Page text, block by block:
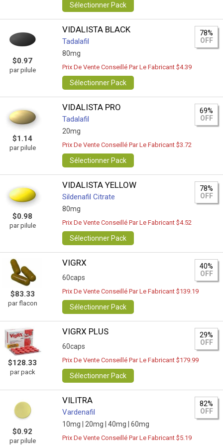
Sélectionner Pack
$0.97
par pilule
VIDALISTA BLACK
Tadalafil
80mg
78%
OFF
Prix De Vente Conseillé Par Le Fabricant $4.39
Sélectionner Pack
$1.14
par pilule
VIDALISTA PRO
Tadalafil
20mg
69%
OFF
Prix De Vente Conseillé Par Le Fabricant $3.72
Sélectionner Pack
$0.98
par pilule
VIDALISTA YELLOW
Sildenafil Citrate
80mg
78%
OFF
Prix De Vente Conseillé Par Le Fabricant $4.52
Sélectionner Pack
$83.33
par flacon
VIGRX
60caps
40%
OFF
Prix De Vente Conseillé Par Le Fabricant $139.19
Sélectionner Pack
$128.33
par pack
VIGRX PLUS
60caps
29%
OFF
Prix De Vente Conseillé Par Le Fabricant $179.99
Sélectionner Pack
$0.92
par pilule
VILITRA
Vardenafil
10mg | 20mg | 40mg | 60mg
82%
OFF
Prix De Vente Conseillé Par Le Fabricant $5.19